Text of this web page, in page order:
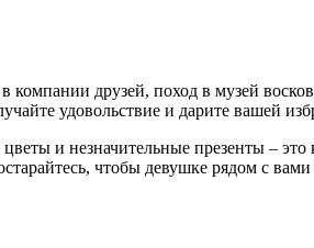
компании друзей, поход в музей
удовольствие и дарите вашей
и незначительные презенты –
чтобы девушке рядом с